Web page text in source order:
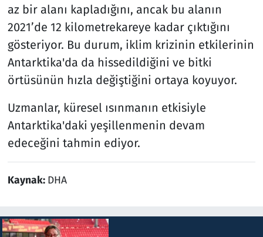
az bir alanı kapladığını, ancak bu alanın
2021’de 12 kilometrekareye kadar çıktığını
gösteriyor. Bu durum, iklim krizinin etkilerinin
Antarktika'da da hissedildiğini ve bitki
örtüsünün hızla değiştiğini ortaya koyuyor.
Uzmanlar, küresel ısınmanın etkisiyle
Antarktika'daki yeşillenmenin devam
edeceğini tahmin ediyor.
Kaynak: DHA